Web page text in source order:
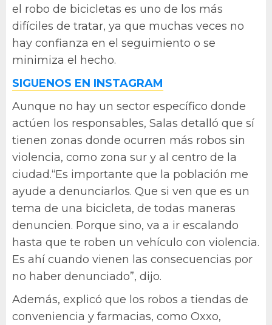
el robo de bicicletas es uno de los más
difíciles de tratar, ya que muchas veces no
hay confianza en el seguimiento o se
minimiza el hecho.
SIGUENOS EN INSTAGRAM
Aunque no hay un sector específico donde
actúen los responsables, Salas detalló que sí
tienen zonas donde ocurren más robos sin
violencia, como zona sur y al centro de la
ciudad.“Es importante que la población me
ayude a denunciarlos. Que si ven que es un
tema de una bicicleta, de todas maneras
denuncien. Porque sino, va a ir escalando
hasta que te roben un vehículo con violencia.
Es ahí cuando vienen las consecuencias por
no haber denunciado”, dijo.
Además, explicó que los robos a tiendas de
conveniencia y farmacias, como Oxxo,